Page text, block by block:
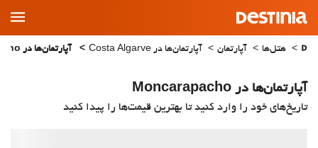
Main
Menu
هتل‌ها آپارتمان آپارتمان‌ها در Costa Algarve آپارتمان‌ها در Moncarapacho
آپارتمان‌ها در Moncarapacho
تاریخ‌های خود را وارد کنید تا بهترین قیمت‌ها را پیدا کنید